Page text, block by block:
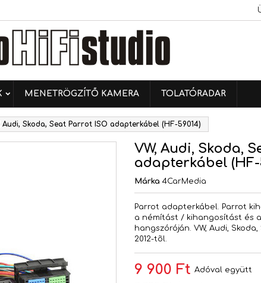
MENETRÖGZÍTŐ KAMERA TOLATÓRADAR
Audi, Skoda, Seat Parrot ISO adapterkábel (HF-59014)
VW, Audi, Skoda,
adapterkábel (HF-
Márka 4CarMedia
Parrot adapterkábel. Parrot
a némítást / kihangosítást és
hangszóróján. VW, Audi,
2012-tõl.
9 900 Ft Adóval együtt
Mégsem Kívánságlista létrehozása
kívánságlistába történő